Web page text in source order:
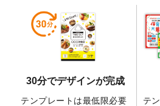
暑中見舞いのデザ
しました。
2026/5/28
【新商品】マグネ
きるようになりま
の全4ステップを
た。
30分でデザインが完成
テンプレートは最低限必要
テ